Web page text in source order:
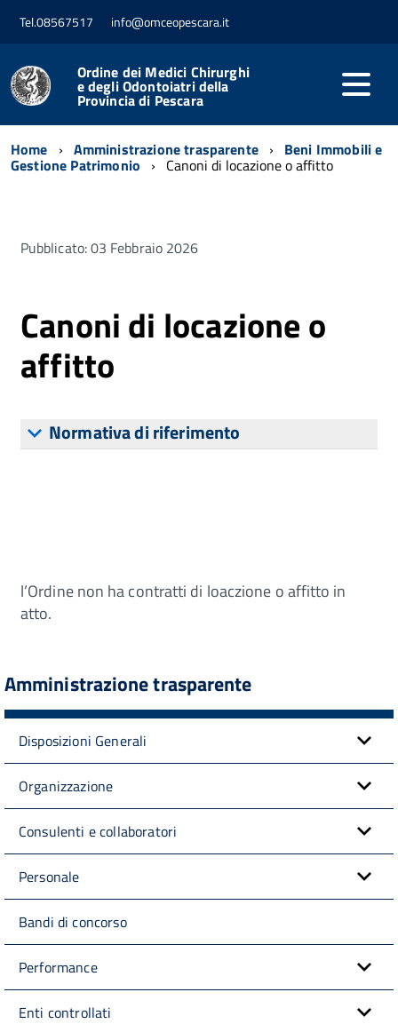
Tel.08567517 info@omceopescara.it
Ordine dei Medici Chirurghi
e degli Odontoiatri della
Provincia di Pescara
Home Amministrazione trasparente Beni Immobili e
Gestione Patrimonio Canoni di locazione o affitto
Pubblicato: 03 Febbraio 2026
Canoni di locazione o
affitto
Normativa di riferimento
l’Ordine non ha contratti di loaczione o affitto in
atto.
Amministrazione trasparente
Disposizioni Generali
Organizzazione
Consulenti e collaboratori
Personale
Bandi di concorso
Performance
Enti controllati